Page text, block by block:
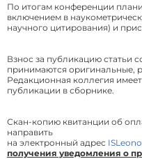
По итогам конференции
включением в
научного цитирования) и
Взнос за публикацию статьи
принимаются оригинальные,
Редакционная коллегия
публикации в сборнике.
Скан-копию квитанции об
направить
на электронный адрес
получения уведомления о